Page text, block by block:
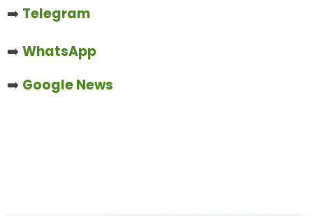
➡️ Telegram
➡️WhatsApp
➡️ Google News